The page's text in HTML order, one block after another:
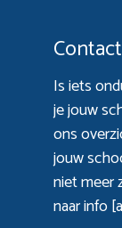
Is iets
je jouw
ons
jouw
niet meer
naar info